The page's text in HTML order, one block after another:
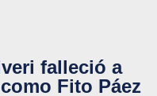
falleció a
Fito Páez